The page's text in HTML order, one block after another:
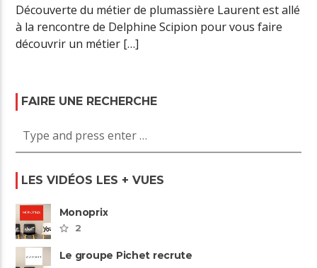
Découverte du métier de plumassière Laurent est allé
à la rencontre de Delphine Scipion pour vous faire
découvrir un métier […]
FAIRE UNE RECHERCHE
LES VIDÉOS LES + VUES
Monoprix
2
Le groupe Pichet recrute